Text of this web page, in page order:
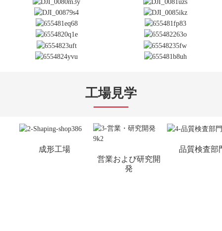
工場見学
成形工場
営業および研究開
発
品質検査部門